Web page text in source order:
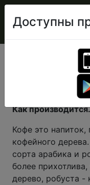
Как производится.
Кофе это напиток,
кофейного
сорта арабика и
более
дерево, робуста -
Доступны